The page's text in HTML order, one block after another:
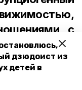
дзюдоист из
детей в
с
Всё